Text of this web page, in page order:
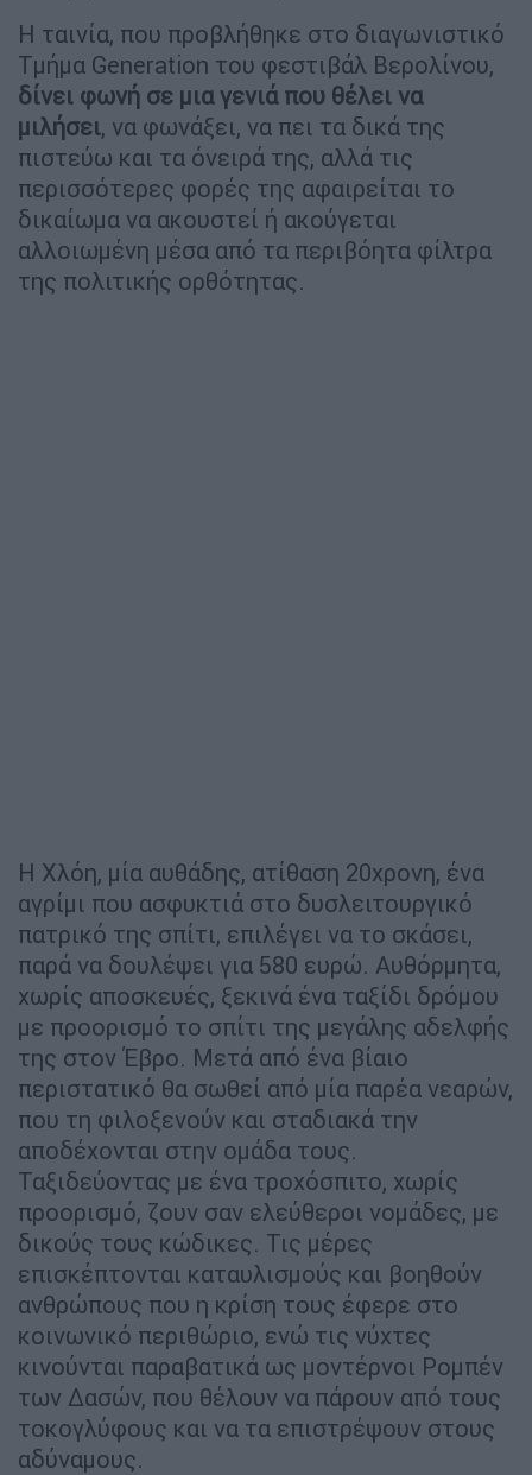
Η ταινία, που προβλήθηκε στο διαγωνιστικό
Τμήμα Generation του φεστιβάλ Βερολίνου,
δίνει φωνή σε μια γενιά που θέλει να
μιλήσει, να φωνάξει, να πει τα δικά της
πιστεύω και τα όνειρά της, αλλά τις
περισσότερες φορές της αφαιρείται το
δικαίωμα να ακουστεί ή ακούγεται
αλλοιωμένη μέσα από τα περιβόητα φίλτρα
της πολιτικής ορθότητας.
Η Χλόη, μία αυθάδης, ατίθαση 20χρονη, ένα
αγρίμι που ασφυκτιά στο δυσλειτουργικό
πατρικό της σπίτι, επιλέγει να το σκάσει,
παρά να δουλέψει για 580 ευρώ. Αυθόρμητα,
χωρίς αποσκευές, ξεκινά ένα ταξίδι δρόμου
με προορισμό το σπίτι της μεγάλης αδελφής
της στον Έβρο. Μετά από ένα βίαιο
περιστατικό θα σωθεί από μία παρέα νεαρών,
που τη φιλοξενούν και σταδιακά την
αποδέχονται στην ομάδα τους.
Ταξιδεύοντας με ένα τροχόσπιτο, χωρίς
προορισμό, ζουν σαν ελεύθεροι νομάδες, με
δικούς τους κώδικες. Τις μέρες
επισκέπτονται καταυλισμούς και βοηθούν
ανθρώπους που η κρίση τους έφερε στο
κοινωνικό περιθώριο, ενώ τις νύχτες
κινούνται παραβατικά ως μοντέρνοι Ρομπέν
των Δασών, που θέλουν να πάρουν από τους
τοκογλύφους και να τα επιστρέψουν στους
αδύναμους.